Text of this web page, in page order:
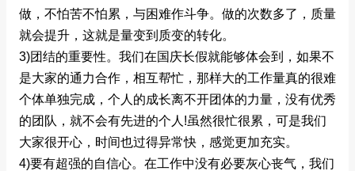
做，不怕苦不怕累，与困难作斗争。做的次数多了，质量
就会提升，这就是量变到质变的转化。
3)团结的重要性。我们在国庆长假就能够体会到，如果不
是大家的通力合作，相互帮忙，那样大的工作量真的很难
个体单独完成，个人的成长离不开团体的力量，没有优秀
的团队，就不会有先进的个人!虽然很忙很累，可是我们
大家很开心，时间也过得异常快，感觉更加充实。
4)要有超强的自信心。在工作中没有必要灰心丧气，我们